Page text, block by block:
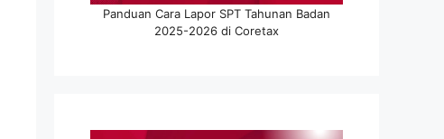
Panduan Cara Lapor SPT Tahunan Badan
2025-2026 di Coretax